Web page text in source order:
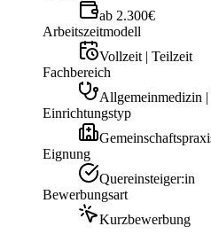
ab 2.300€
Arbeitszeitmodell
Vollzeit | Teilzeit
Fachbereich
Allgemeinmedizin
Einrichtungstyp
Eignung
Quereinsteiger:in
Bewerbungsart
Kurzbewerbung